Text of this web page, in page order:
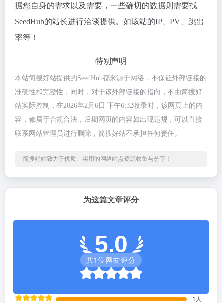
据您自身的需求以及需要，一些确切的数据则需要找
SeedHub的站长进行洽谈提供。如该站的IP、PV、跳出
率等！
特别声明
本站简搜好站提供的SeedHub都来源于网络，不保证外部链接的
准确性和完整性，同时，对于该外部链接的指向，不由简搜好
站实际控制，在2026年2月6日 下午6:32收录时，该网页上的内
容，都属于合规合法，后期网页的内容如出现违规，可以直接
联系网站管理员进行删除，简搜好站不承担任何责任。
简搜好站致力于优质、实用的网络站点资源收集与分享！
为这篇文章评分
5.0
共1位网友评分
1 人